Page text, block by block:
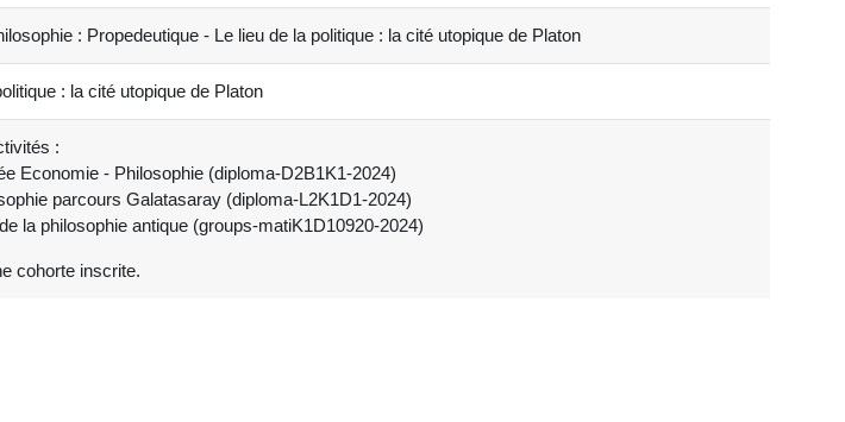
: Propedeutique - Le lieu de la politique : la cité utopique de Platon
: la cité utopique de Platon
:
Economie - Philosophie (diploma-D2B1K1-2024)
parcours Galatasaray (diploma-L2K1D1-2024)
la philosophie antique (groups-matiK1D10920-2024)
cohorte inscrite.